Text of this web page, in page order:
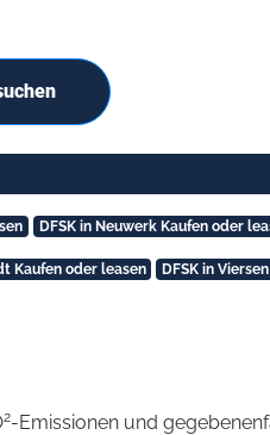
DFSK in Neuwerk Kaufen oder
Kaufen oder leasen DFSK in
2-Emissionen und